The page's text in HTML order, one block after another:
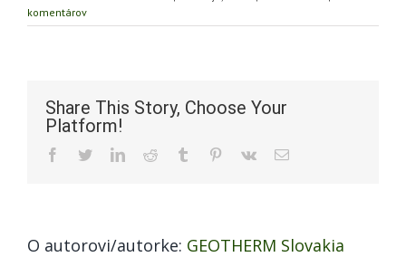
komentárov
Share This Story, Choose Your
Platform!
Facebook
TwitterLinkedInReddit Tumblr Pinterest
Vk Email
O autorovi/autorke: GEOTHERM Slovakia